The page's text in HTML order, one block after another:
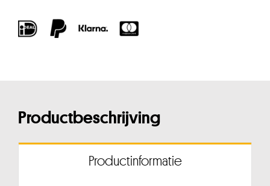
Productbeschrijving
Productinformatie